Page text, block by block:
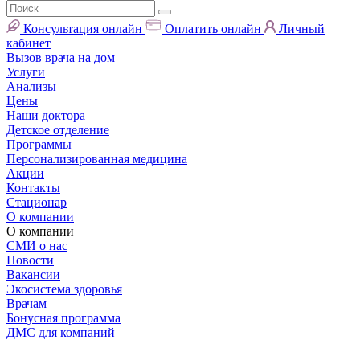
Консультация онлайн Оплатить онлайн
Личный
кабинет
Вызов врача на дом
Услуги
Анализы
Цены
Наши доктора
Детское отделение
Программы
Персонализированная медицина
Акции
Контакты
Стационар
О компании
О компании
СМИ о нас
Новости
Вакансии
Экосистема здоровья
Врачам
Бонусная программа
ДМС для компаний